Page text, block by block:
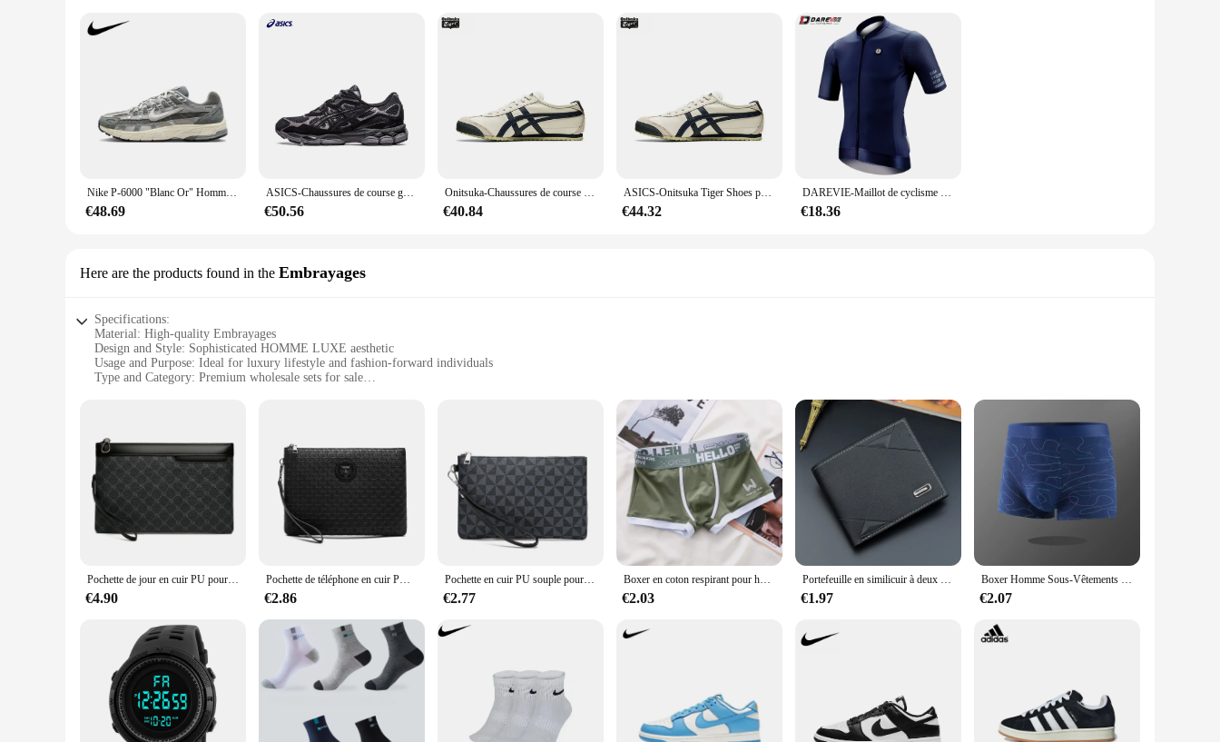
Nike P-6000 "Blanc Or" Hommes et Femmes Simple Rétro Mode Décontracté Absorbant Les Chocs Chaussures De Course CN0149-001
€48.69
ASICS-Chaussures de course gel NYC pour hommes et femmes, baskets respirantes, originales, nouvelle collection 2024
€50.56
Onitsuka-Chaussures de course légères Tiger pour hommes et femmes, à enfiler
€40.84
ASICS-Onitsuka Tiger Shoes pour hommes et femmes, Chaussures de rencontre classiques, Mexique 66
€44.32
DAREVIE-Maillot de cyclisme à manches longues pour hommes et femmes, coupe couvertes, respirant, haute qualité, vêtements de cyclisme, éventuelles F 50 +
€18.36
Here are the products found in the Embrayages
Specifications:
Material: High-quality Embrayages
Design and Style: Sophisticated HOMME LUXE aesthetic
Usage and Purpose: Ideal for luxury lifestyle and fashion-forward individuals
Type and Category: Premium wholesale sets for sale
Features:
**Elevate Your Style with HOMME LUXE Embrayages**
The HOMME LUXE Embrayages are not just a collection of accessories; they are a statement of elegance and sophistication. Each piece is crafted with the utmost attention to detail, ensuring that
every embrayage complements your wardrobe and enhances your overall look. Whether you're dressing up for a formal event or adding a touch of luxury to your everyday attire, these embrayages are
versatile enough to fit any scenario.
**Unmatched Quality and Versatility**
Embracing the essence of luxury, the HOMME LUXE Embrayages are designed to withstand the test of time. The high-quality materials used in their construction ensure that they maintain their luster
and functionality, making them a reliable addition to your collection. The variety of embrayages available in each set allows for endless styling possibilities, catering to diverse tastes and fashion
preferences.
**The Perfect Choice for Vendors and Suppliers**
For those in the wholesale and retail business, the HOMME LUXE Embrayages are an excellent choice. These sets are not only for sale but also provide a profitable opportunity for vendors and
suppliers looking to expand their product offerings. The embrayages are packaged in a way that showcases their elegance and makes them an attractive addition to any store or boutique. With their
durability and timeless appeal, these embrayages are sure to be a hit with your customers, ensuring repeat business and a strong reputation for quality and style.
Pochette de jour en cuir PU pour hommes d'affaires, sac à main pour téléphone, porte-cartes masculin décontracté, haute qualité, designer de luxe
€4.90
Pochette de téléphone en cuir PU pour hommes d'affaires, sac à main d'argent, étui porte-cartes masculin, haute qualité, mode décontractée
€2.86
Pochette en cuir PU souple pour hommes, sac à main de luxe pour hommes, porte-cartes d'affaires, haute qualité, mode masculine
€2.77
Boxer en coton respirant pour hommes, sous-vêtements masculins, caleçons convexes en U, culottes sexy, grande taille
€2.03
Portefeuille en similicuir à deux volets pour hommes, porte-cartes de crédit, porte-monnaie, pochette, zones solides, affaires minces, court
€1.97
Boxer Homme Sous-Vêtements Rayés Pur Coton Respirant Boxershort Homme Boxers Mi-audiFour Coin Pantalon Taille L-3XL
€2.07